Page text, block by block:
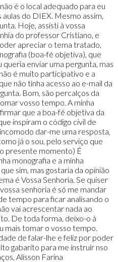
é o local adequado para eu
do DIEX. Mesmo assim,
Hoje, assisti à vossa
do professor Cristiano, e
apreciar o tema tratado,
(boa-fé objetiva), que
queria enviar uma pergunta, mas
é muito participativo e a
não tinha acesso ao e-mail da
Bom, são percalços da
vosso tempo. A minha
que a boa-fé objetiva da
inspiram o código civil de
dar-me uma resposta,
já o sou, pelo serviço que
presente momento) É
monografia e a minha
sim, mas gostaria da opinião
é Vossa Senhoria. Se quiser
senhoria é só me mandar
tempo para ficar analisando o
vai acrescentar nada ao
De toda forma, deixo-o à
mais tomar o vosso tempo.
de falar-lhe e feliz por poder
gabarito para me instruir nso
Alisson Farina